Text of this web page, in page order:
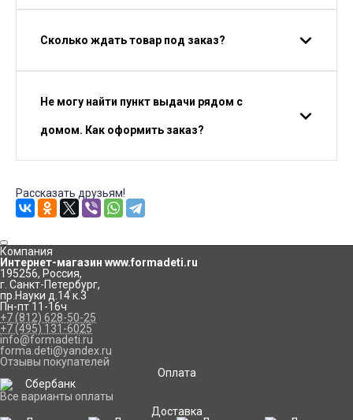
Сколько ждать товар под заказ?
Не могу найти пункт выдачи рядом с
домом. Как оформить заказ?
Рассказать друзьям!
Компания
Интернет-магазин www.formadeti.ru
195256, Россия,
г. Санкт-Петербург,
пр.Науки д.14 к.3
Пн-пт 11-16ч
+7 (812) 628-50-25
+7 (495) 131-6025
info@formadeti.ru
forma.deti@yandex.ru
Отзывы покупателей
Оплата
Все варианты оплаты
Доставка